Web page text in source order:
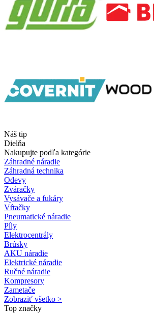
Náš tip
Dielňa
Nakupujte podľa kategórie
Záhradné náradie
Záhradná technika
Odevy
Zváračky
Vysávače a fukáry
Vŕtačky
Pneumatické náradie
Píly
Elektrocentrály
Brúsky
AKU náradie
Elektrické náradie
Ručné náradie
Kompresory
Zametače
Zobraziť všetko >
Top značky